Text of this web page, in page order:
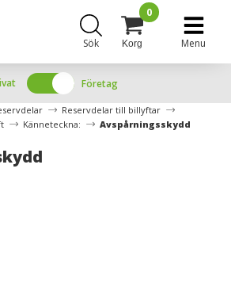
Sök Korg
0
Menu
Företag
Reservdelar till billyftar
Känneteckna: Avspårningsskydd